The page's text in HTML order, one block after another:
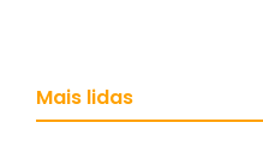
Mais lidas